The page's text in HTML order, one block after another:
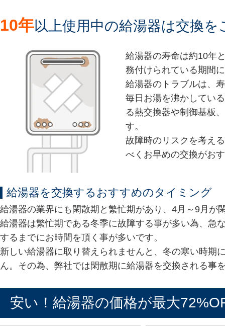
10年以上使用中の給湯器は交換
給湯器の寿命は約10年
務付けられている期間
給湯器のトラブルは、
毎日お湯を沸かしてい
る熱交換器や制御基板
す。
故障時のリスクを考え
べくお早めの交換がお
給湯器を交換するおすすめのタイミング
給湯器の業界にも閑散期と繁忙期があり、4月～9月が
給湯器は繁忙期である冬季に故障する事が多い為、急
するまでにお時間を頂く事が多いです。
新しい給湯器に取り替えられませんと、冬の寒い時期
ん。その為、弊社では閑散期に給湯器を交換される事
安い！給湯器の価格が最大